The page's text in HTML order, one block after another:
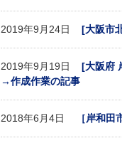
2019年9月24日 [大阪市
2019年9月19日 [大阪府
→作成作業の記事
2018年6月4日 ［岸和